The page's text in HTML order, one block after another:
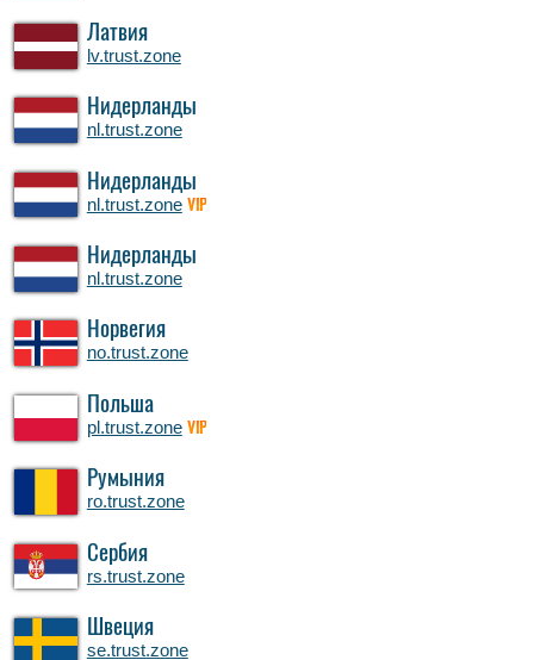
Латвия
lv.trust.zone
Нидерланды
nl.trust.zone
Нидерланды
nl.trust.zone VIP
Нидерланды
nl.trust.zone
Норвегия
no.trust.zone
Польша
pl.trust.zone VIP
Румыния
ro.trust.zone
Сербия
rs.trust.zone
Швеция
se.trust.zone